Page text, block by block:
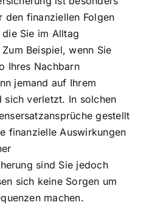
finanziellen Folgen
Sie im Alltag
Beispiel, wenn Sie
Ihres Nachbarn
jemand auf Ihrem
sich verletzt. In solchen
gestellt
finanzielle Auswirkungen
sind Sie jedoch
sich keine Sorgen um
machen.